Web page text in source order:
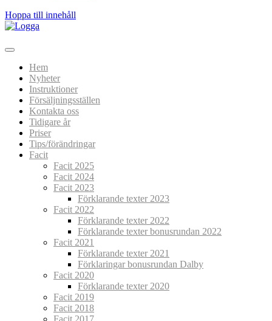
Hoppa till innehåll
Lundarundan
Upptäck Lund genom fotoorientering
Hem
Nyheter
Instruktioner
Försäljningsställen
Kontakta oss
Tidigare år
Priser
Tips/förändringar
Facit
Facit 2025
Facit 2024
Facit 2023
Förklarande texter 2023
Facit 2022
Förklarande texter 2022
Förklarande texter bonusrundan 2022
Facit 2021
Förklarande texter 2021
Förklaringar bonusrundan Dalby
Facit 2020
Förklarande texter 2020
Facit 2019
Facit 2018
Facit 2017